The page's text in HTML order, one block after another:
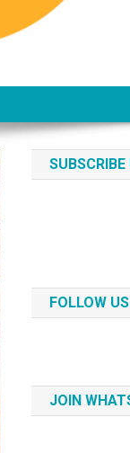
SUBSCRIBE
FOLLOW US
JOIN